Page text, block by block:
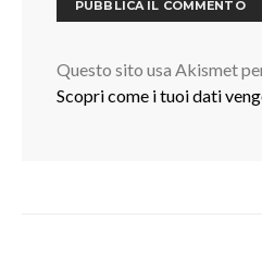
Questo sito usa Akismet
Scopri come i tuoi dati